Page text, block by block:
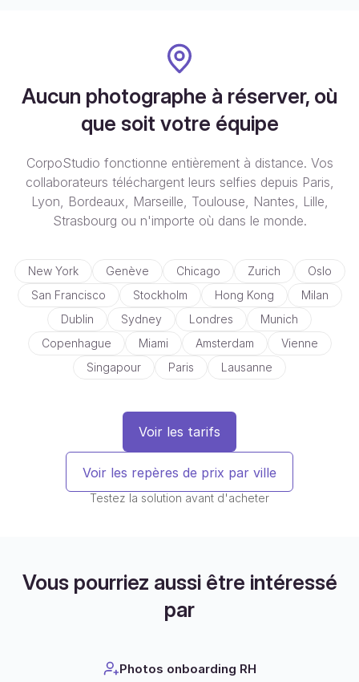
Aucun photographe à réserver, où
que soit votre équipe
CorpoStudio fonctionne entièrement à distance. Vos
collaborateurs téléchargent leurs selfies depuis Paris,
Lyon, Bordeaux, Marseille, Toulouse, Nantes, Lille,
Strasbourg ou n'importe où dans le monde.
New York Genève Chicago Zurich
Oslo
San Francisco
Stockholm Hong Kong
Milan
Dublin
Sydney Londres
Munich
Copenhague
Miami Amsterdam
Vienne
Singapour
Paris Lausanne
Voir les tarifs
Voir les repères de prix par ville
Testez la solution avant d'acheter
Vous pourriez aussi être intéressé
par
Photos onboarding RH